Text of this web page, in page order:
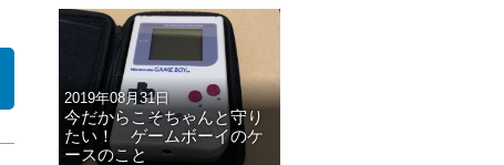
2019年08月31日
今だからこそちゃんと守り
たい！ ゲームボーイのケ
ースのこと